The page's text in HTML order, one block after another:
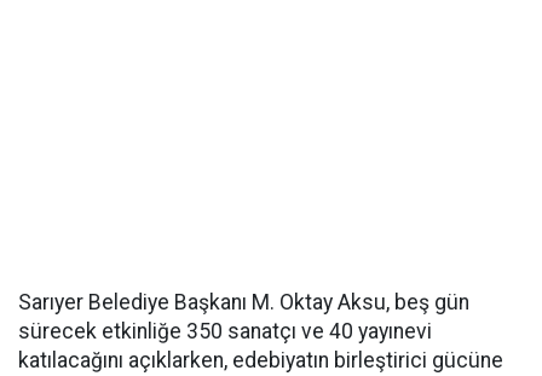
Sarıyer Belediye Başkanı M. Oktay Aksu, beş gün
sürecek etkinliğe 350 sanatçı ve 40 yayınevi
katılacağını açıklarken, edebiyatın birleştirici gücüne